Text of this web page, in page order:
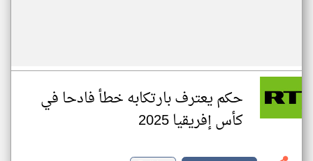
حكم يعترف بارتكابه خطأ فادحا في
كأس إفريقيا 2025